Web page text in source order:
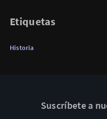
Etiquetas
Historia
Suscríbete a